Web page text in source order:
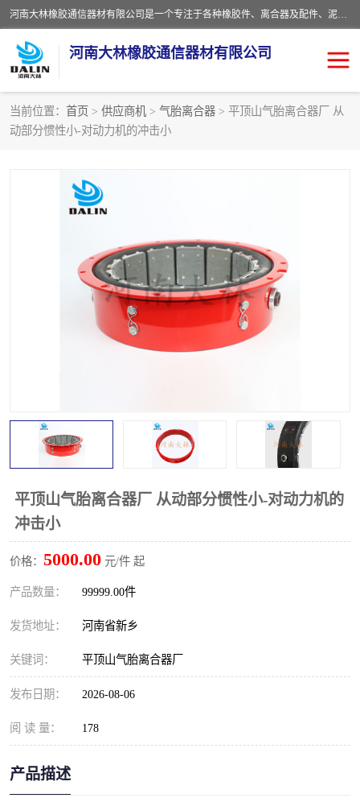
河南大林橡胶通信器材有限公司是一个专注于各种橡胶件、离合器及配件、泥浆泵及配件等产品设计制造和加工的企业。产品应用于矿山、冶金、石油、钢铁、化工、水泥、船舶、造纸、通用机械等各种大功率机械传动或制动装置。
河南大林橡胶通信器材有限公司
当前位置： 首页 > 供应商机 > 气胎离合器 > 平顶山气胎离合器厂 从
动部分惯性小-对动力机的冲击小
平顶山气胎离合器厂 从动部分惯性小-对动力机的
冲击小
价格： 5000.00 元/件 起
产品数量： 99999.00件
发货地址： 河南省新乡
关键词： 平顶山气胎离合器厂
发布日期： 2026-08-06
阅 读 量： 178
产品描述
推盘离合器
VC离合器
PO隔膜离合器
泥浆泵空气包胶囊 气动元件
DY隔膜式离合器 CB离合器
实芯轮胎